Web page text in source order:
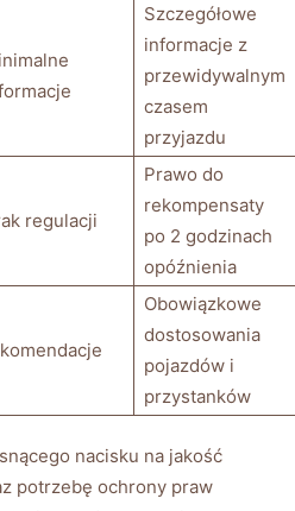
Szczegółowe
informacje ⁤z
przewidywalnym
czasem⁣
przyjazdu
regulacji
Prawo do⁤
rekompensaty
⁤po⁢ 2 ⁤godzinach
‌opóźnienia
Obowiązkowe
dostosowania
pojazdów i‌
przystanków
nacisku na jakość
potrzebę​ ochrony ‍praw